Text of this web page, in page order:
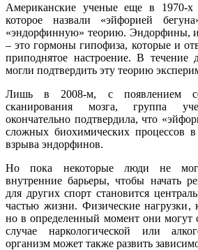
Американские ученые еще в 1970-х
которое назвали «эйфорией
«эндорфинную» теорию. Эндорфины,
– это гормоны гипофиза, которые и
приподнятое настроение. В течение
могли подтвердить эту теорию
Лишь в 2008-м, с появлением
сканирования мозга, группа
окончательно подтвердила, что
сложных биохимических процессов
взрыва эндорфинов.
Но пока некоторые люди не
внутренние барьеры, чтобы начать
для других спорт становится
частью жизни. Физические нагрузки,
но в определенный момент они могут
случае наркологической или
организм может также развить